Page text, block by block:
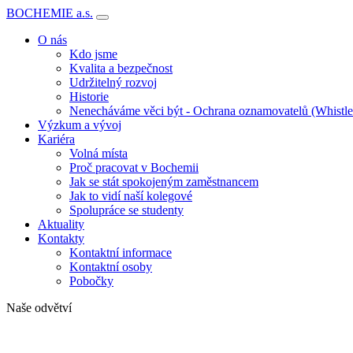
BOCHEMIE a.s.
O nás
Kdo jsme
Kvalita a bezpečnost
Udržitelný rozvoj
Historie
Nenecháváme věci být - Ochrana oznamovatelů
Výzkum a vývoj
Kariéra
Volná místa
Proč pracovat v Bochemii
Jak se stát spokojeným zaměstnancem
Jak to vidí naší kolegové
Spolupráce se studenty
Aktuality
Kontakty
Kontaktní informace
Kontaktní osoby
Pobočky
Naše odvětví